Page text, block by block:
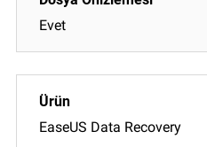
Evet
EaseUS Data Recovery